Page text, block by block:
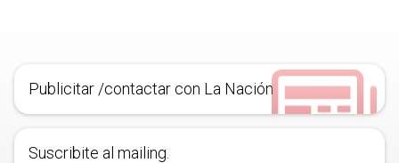
Publicitar /contactar con La Nación
Suscribite al mailing.